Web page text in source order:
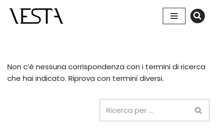
Vai
Non c’è nessuna corrispondenza con i termini di ricerca
che hai indicato. Riprova con termini diversi.